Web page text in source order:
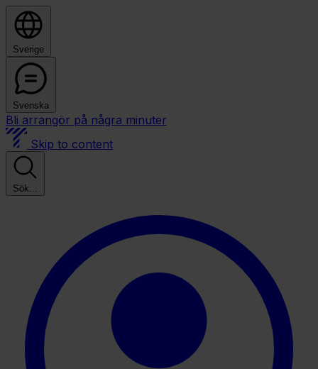
Sverige
Svenska
Bli arrangör på några minuter
Skip to content
Sök...